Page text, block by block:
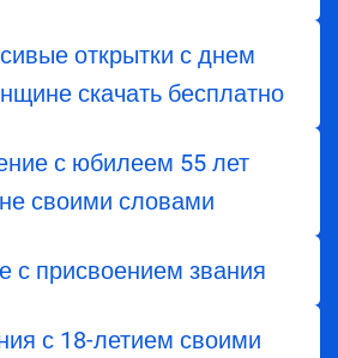
открытки с днем
скачать бесплатно
с юбилеем 55 лет
своими словами
с присвоением звания
с 18-летием своими